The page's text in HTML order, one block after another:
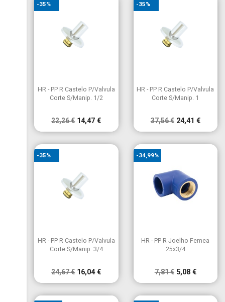
Vista rápida
HR - PP R Castelo P/Valvula
Corte S/Manip. 1/2
22,26 € 14,47 €
-35%
Vista rápida
HR - PP R Castelo P/Valvula
Corte S/Manip. 1
37,56 € 24,41 €
-35%
Vista rápida
HR - PP R Castelo P/Valvula
Corte S/Manip. 3/4
24,67 € 16,04 €
-35%
Vista rápida
HR - PP R Joelho Femea
25x3/4
7,81 € 5,08 €
-34,99%